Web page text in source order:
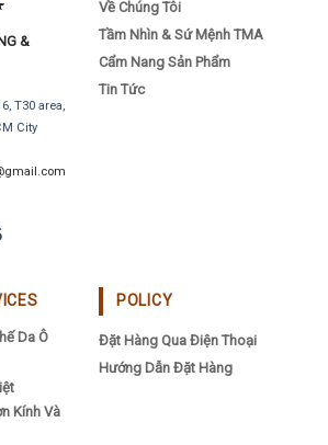
&
T30 area,
City
Về Chúng Tôi
Tầm Nhìn & Sứ Mệnh TMA
Cẩm Nang Sản Phẩm
Tin Tức
Da Ô
Kính Và
POLICY
Đặt Hàng Qua Điện Thoại
Hướng Dẫn Đặt Hàng